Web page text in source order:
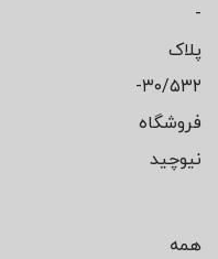
-
پلاک
۳۰/۵۳۲-
فروشگاه
نیوچید
همه